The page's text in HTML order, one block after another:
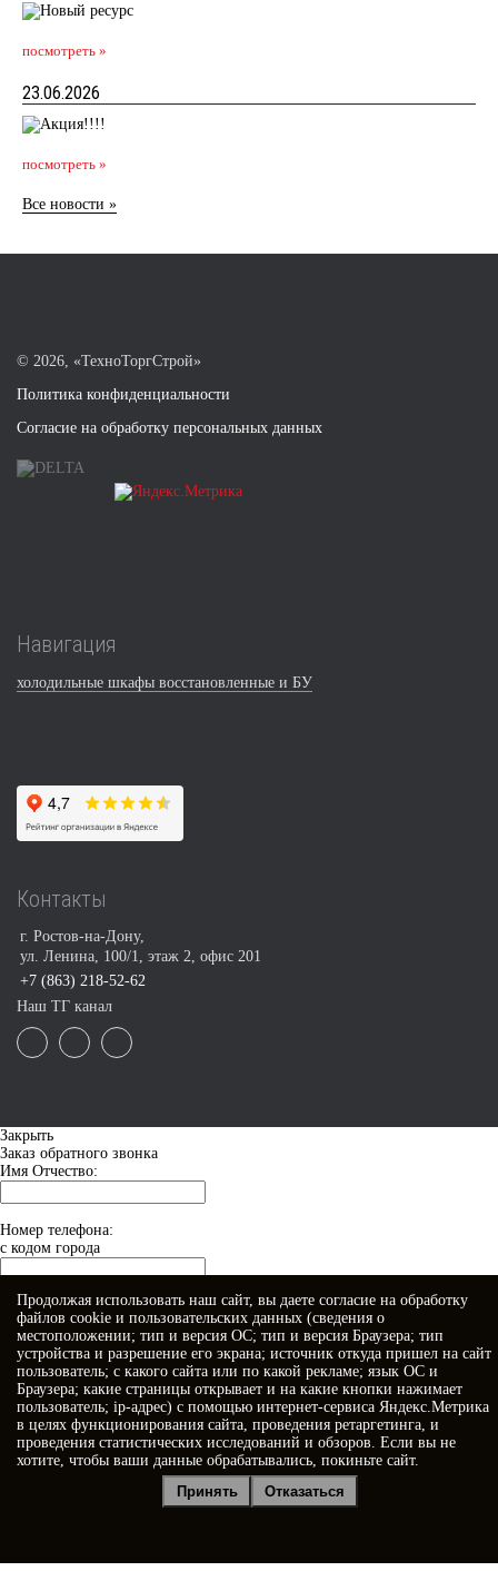
посмотреть »
23.06.2026
посмотреть »
Все новости »
© 2026, «ТехноТоргСтрой»
Политика конфиденциальности
Согласие на обработку персональных данных
Навигация
холодильные шкафы восстановленные и БУ
Контакты
г. Ростов-на-Дону,
ул. Ленина, 100/1, этаж 2, офис 201
+7 (863) 218-52-62
Наш ТГ канал
Закрыть
Заказ обратного звонка
Имя Отчество:
Номер телефона:
с кодом города
Когда позвонить?
Я принимаю условияПолитики конфиденциальности
согласие на обработку персональных данных
Продолжая использовать наш сайт, вы даете согласие на обработку
файлов cookie и пользовательских данных (сведения о
местоположении; тип и версия ОС; тип и версия Браузера; тип
устройства и разрешение его экрана; источник откуда пришел на сайт
пользователь; с какого сайта или по какой рекламе; язык ОС и
Браузера; какие страницы открывает и на какие кнопки нажимает
пользователь; ip-адрес) с помощью интернет-сервиса Яндекс.Метрика
в целях функционирования сайта, проведения ретаргетинга, и
проведения статистических исследований и обзоров. Если вы не
хотите, чтобы ваши данные обрабатывались, покиньте сайт.
Принять
Отказаться